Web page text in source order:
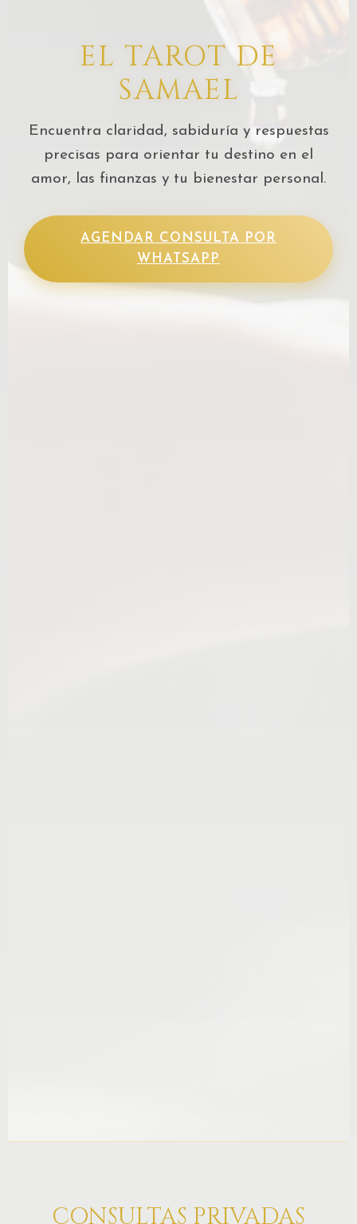
EL TAROT DE
SAMAEL
Encuentra claridad, sabiduría y respuestas
precisas para orientar tu destino en el
amor, las finanzas y tu bienestar personal.
AGENDAR CONSULTA POR
WHATSAPP
CONSULTAS PRIVADAS